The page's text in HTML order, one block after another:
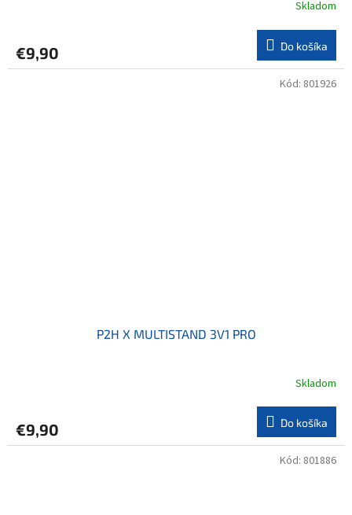
Skladom
€9,90 Do košíka
P2H X MULTISTAND 3V1 PRO
Skladom
€9,90 Do košíka
Kód: 801926
Kód: 801886